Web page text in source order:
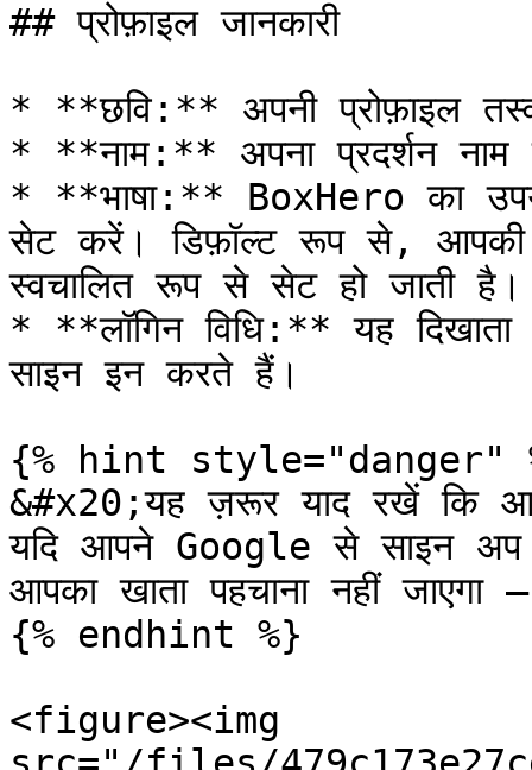
## प्रोफ़ाइल जानकारी
* **छवि:** अपनी प्रोफ़ाइल
* **नाम:** अपना प्रदर्शन नाम
* **भाषा:** BoxHero का
सेट करें। डिफ़ॉल्ट रूप से, आपकी
स्वचालित रूप से सेट हो जाती है।
* **लॉगिन विधि:** यह
साइन इन करते हैं।
{% hint style="danger"
&#x20;यह ज़रूर याद रखें कि
यदि आपने Google से साइन अप
आपका खाता पहचाना नहीं
{% endhint %}
<figure><img